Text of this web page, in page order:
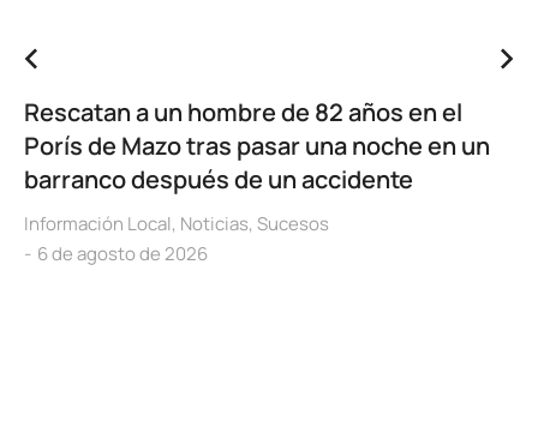
Rescatan a un hombre de 82 años en el
Porís de Mazo tras pasar una noche en un
barranco después de un accidente
Información Local, Noticias, Sucesos
6 de agosto de 2026